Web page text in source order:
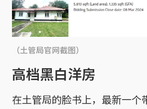
（土管局官网截图）
高档黑白洋房
在土管局的脸书上，最新一个